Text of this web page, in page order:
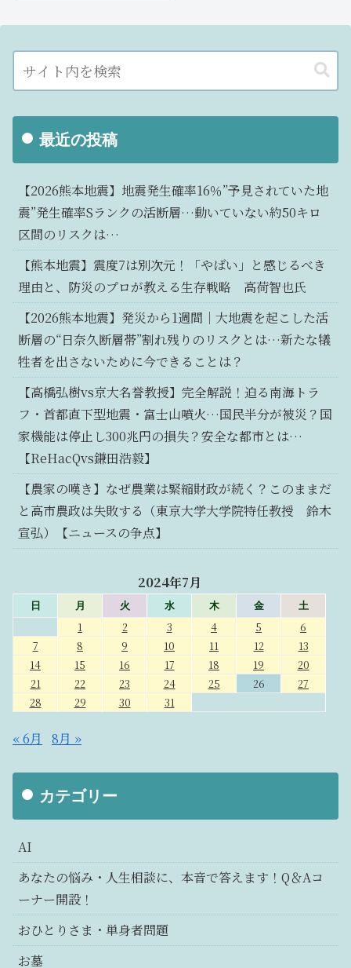
最近の投稿
【2026熊本地震】地震発生確率16％”予見されていた地
震”発生確率Sランクの活断層…動いていない約50キロ
区間のリスクは…
【熊本地震】震度7は別次元！「やばい」と感じるべき
理由と、防災のプロが教える生存戦略 高荷智也氏
【2026熊本地震】発災から1週間｜大地震を起こした活
断層の“日奈久断層帯”割れ残りのリスクとは…新たな犠
牲者を出さないために今できることは？
【高橋弘樹vs京大名誉教授】完全解説！迫る南海トラ
フ・首都直下型地震・富士山噴火…国民半分が被災？国
家機能は停止し300兆円の損失？安全な都市とは…
【ReHacQvs鎌田浩毅】
【農家の嘆き】なぜ農業は緊縮財政が続く？このままだ
と高市農政は失敗する（東京大学大学院特任教授 鈴木
宣弘）【ニュースの争点】
2024年7月
日 月 火 水 木 金 土
1 2 3 4 5
6
7
8 9 10 11 12
13
14
15 16 17 18 19
20
21
22 23 24 25 26
27
28
29 30 31
« 6月 8月 »
カテゴリー
AI
あなたの悩み・人生相談に、本音で答えます！Q＆Aコ
ーナー開設！
おひとりさま・単身者問題
お墓